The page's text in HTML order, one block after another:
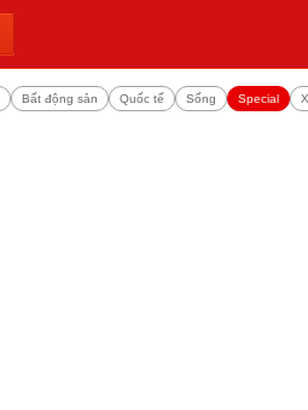
Bất động sản Quốc tế Sống Special